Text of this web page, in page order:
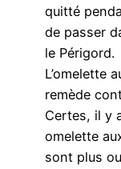
quitté
de passer
le Périgord.
L’omelette
remède
Certes, il y
omelette
sont plus